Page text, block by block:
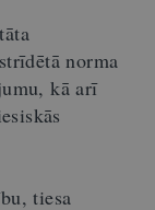
norma
kā arī
tiesa